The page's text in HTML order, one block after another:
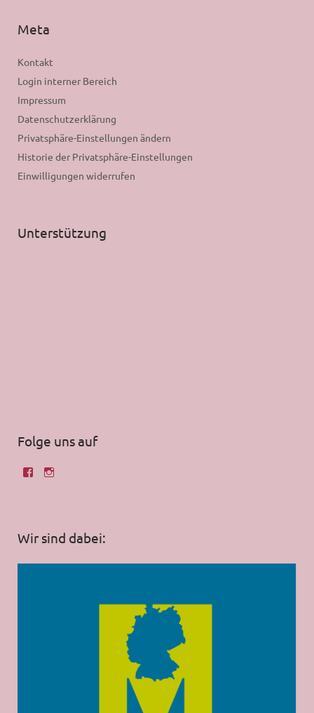
Meta
Kontakt
Login interner Bereich
Impressum
Datenschutzerklärung
Privatsphäre-Einstellungen ändern
Historie der Privatsphäre-Einstellungen
Einwilligungen widerrufen
Unterstützung
Folge uns auf
Wir sind dabei: